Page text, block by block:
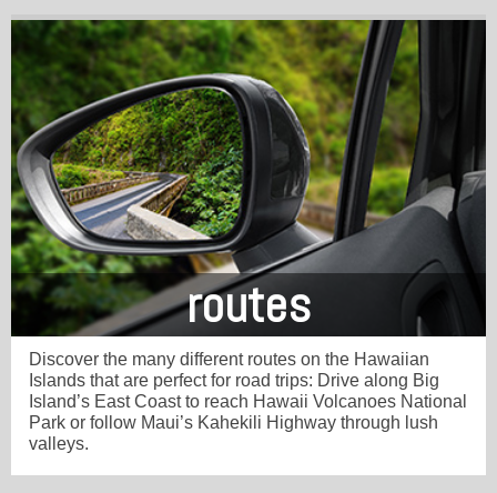
routes
Discover the many different routes on the Hawaiian
Islands that are perfect for road trips: Drive along Big
Island’s East Coast to reach Hawaii Volcanoes National
Park or follow Maui’s Kahekili Highway through lush
valleys.